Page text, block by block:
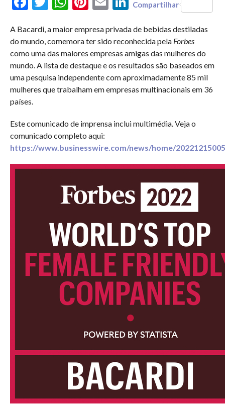
FacebookTwitterWhatsAppPinterest
Email LinkedIn
Compartilhar
A Bacardi, a maior empresa privada de bebidas destiladas
do mundo, comemora ter sido reconhecida pela Forbes
como uma das maiores empresas amigas das mulheres do
mundo. A lista de destaque e os resultados são baseados em
uma pesquisa independente com aproximadamente 85 mil
mulheres que trabalham em empresas multinacionais em 36
países.
Este comunicado de imprensa inclui multimédia. Veja o
comunicado completo aqui:
https://www.businesswire.com/news/home/